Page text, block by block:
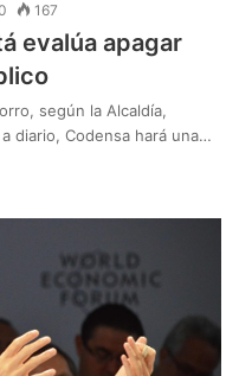
167
evalúa apagar
según la Alcaldía,
diario, Codensa hará una…